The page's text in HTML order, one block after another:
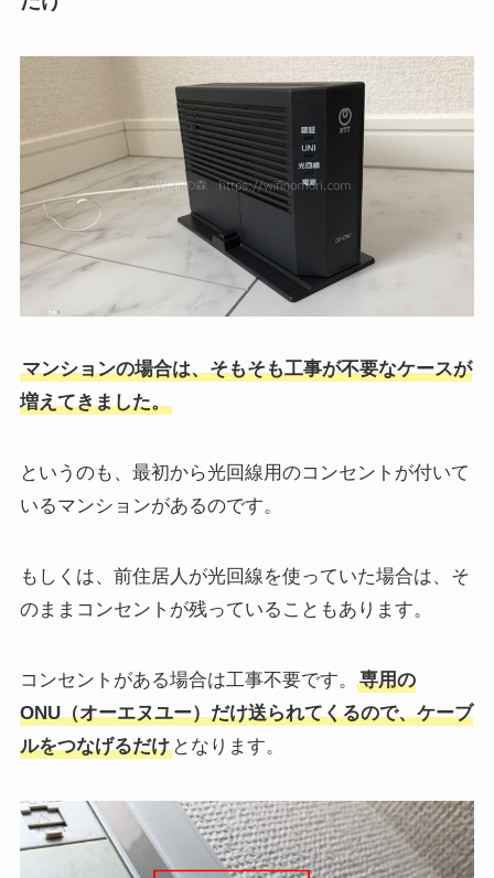
マンションの場合は、そもそも工事が不要なケースが
増えてきました。
というのも、最初から光回線用のコンセントが付いて
いるマンションがあるのです。
もしくは、前住居人が光回線を使っていた場合は、そ
のままコンセントが残っていることもあります。
コンセントがある場合は工事不要です。
専用の
ONU（オーエヌユー）だけ送られてくるので、ケーブ
ルをつなげるだけとなります。